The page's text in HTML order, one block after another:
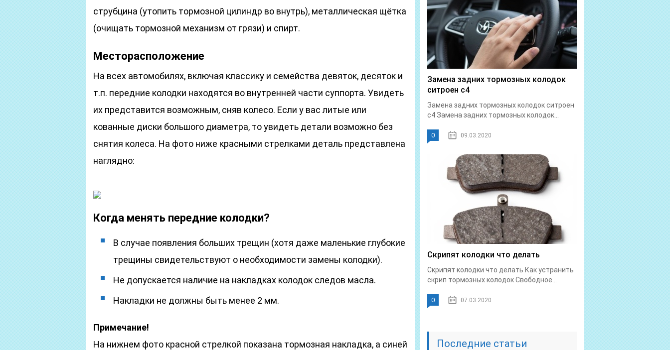
струбцина (утопить тормозной цилиндр во внутрь), металлическая щётка
(очищать тормозной механизм от грязи) и спирт.
Месторасположение
На всех автомобилях, включая классику и семейства девяток, десяток и
т.п. передние колодки находятся во внутренней части суппорта. Увидеть
их представится возможным, сняв колесо. Если у вас литые или
кованные диски большого диаметра, то увидеть детали возможно без
снятия колеса. На фото ниже красными стрелками деталь представлена
наглядно:
Когда менять передние колодки?
В случае появления больших трещин (хотя даже маленькие глубокие
трещины свидетельствуют о необходимости замены колодки).
Не допускается наличие на накладках колодок следов масла.
Накладки не должны быть менее 2 мм.
Примечание!
На нижнем фото красной стрелкой показана тормозная накладка, а синей
Замена задних тормозных колодок
ситроен с4
Замена задних тормозных колодок ситроен
с4 Замена задних тормозных колодок...
0 09.03.2020
Скрипят колодки что делать
Скрипят колодки что делать Как устранить
скрип тормозных колодок Свободное...
0 07.03.2020
Последние статьи